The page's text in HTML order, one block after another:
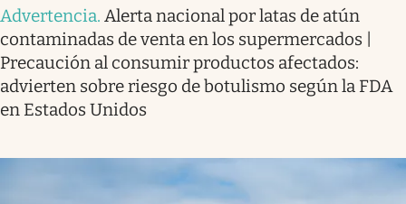
Advertencia. Alerta nacional por latas de atún
contaminadas de venta en los supermercados |
Precaución al consumir productos afectados:
advierten sobre riesgo de botulismo según la FDA
en Estados Unidos